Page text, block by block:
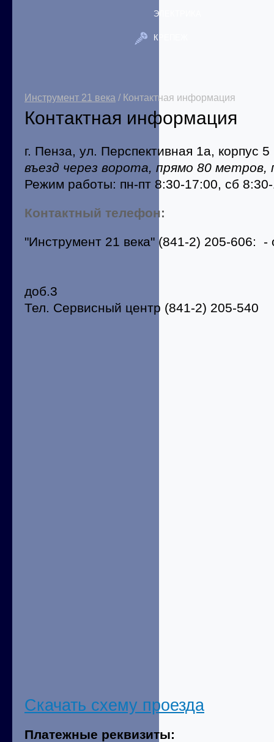
ЭЛЕКТРИКА
КРЕПЕЖ
Инструмент 21 века / Контактная информация
Контактная информация
г. Пенза, ул. Перспективная 1а, корпус 5
въезд через ворота, прямо 80 метров,
Режим работы: пн-пт 8:30-17:00, сб
Контактный телефон:
"Инструмент 21 века" (841-2) 205-606:
доб.3
Тел. Сервисный центр (841-2) 205-540
Скачать схему проезда
Платежные реквизиты: